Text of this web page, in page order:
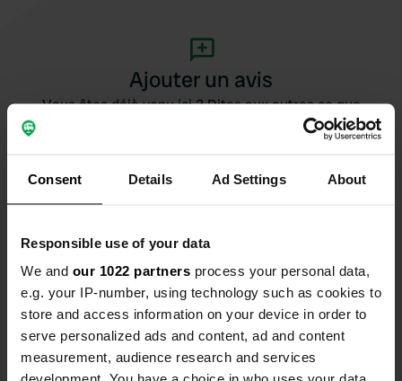
Consent Details Ad Settings About
Responsible use of your data
We and our 1022 partners process your personal data,
e.g. your IP-number, using technology such as cookies to
store and access information on your device in order to
serve personalized ads and content, ad and content
measurement, audience research and services
Ajouter un avis
Vous êtes déjà venu ici ? Dites aux autres ce que
Contact
L'adresse sera partagée après la réservation
Emplacement